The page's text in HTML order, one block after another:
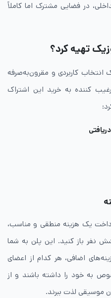
در فضایی مشترک اما کاملاً
تهیه کرد؟
کاربردی و مقرون‌به‌صرفه
کننده به خرید این اشتراک
یک هزینه منطقی و مناسب،
نفر باز کنید. این پلن به شما
اضافی، هر کدام از اعضای
به خود را داشته باشند و از
موسیقی لذت ببرند.